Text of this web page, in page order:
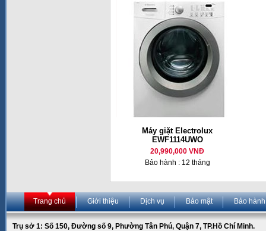
Máy giặt Electrolux
EWF1114UWO
20,990,000 VNĐ
Bảo hành : 12 tháng
Trang chủ Giới thiệu Dịch vụ Bảo mật Bảo hành
Trụ sở 1: Số 150, Đường số 9, Phường Tân Phú, Quận 7, TP.Hồ Chí Minh.